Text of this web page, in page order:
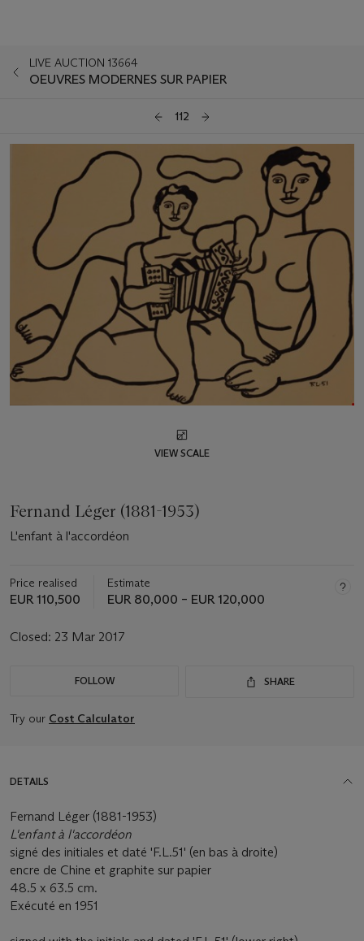
LIVE AUCTION 13664
OEUVRES MODERNES SUR PAPIER
112
VIEW SCALE
Fernand Léger (1881-1953)
L'enfant à l'accordéon
Price realised
EUR 110,500
Estimate
EUR 80,000 – EUR 120,000
Closed: 23 Mar 2017
FOLLOW SHARE
Try our Cost Calculator
DETAILS
Fernand Léger (1881-1953)
L'enfant à l'accordéon
signé des initiales et daté 'F.L.51' (en bas à droite)
encre de Chine et graphite sur papier
48.5 x 63.5 cm.
Exécuté en 1951